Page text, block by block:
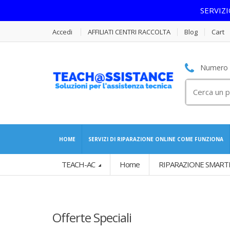
Accedi AFFILIATI CENTRI RACCOLTA Blog Cart
Numero
per:
HOME SERVIZI DI RIPARAZIONE ONLINE COME FUNZIONA
TEACH-AC Home RIPARAZIONE
Offerte Speciali